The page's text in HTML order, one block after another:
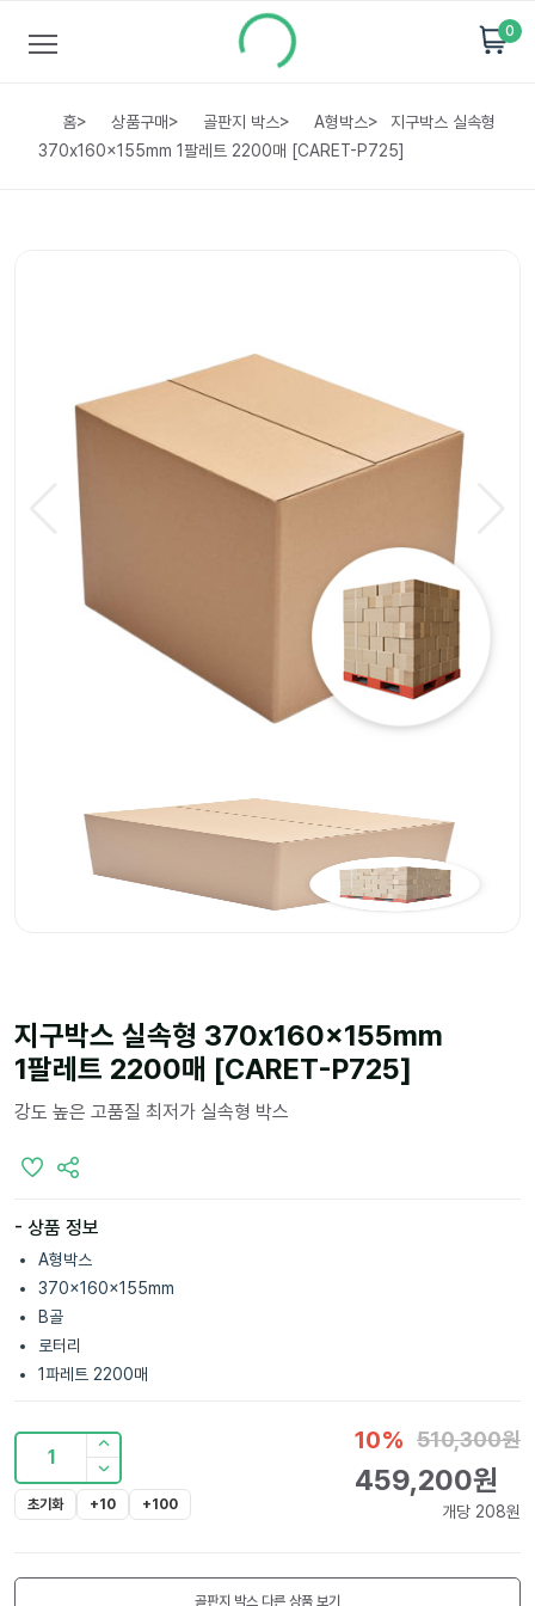
0
홈> 상품구매> 골판지 박스> A형박스>
지구박스 실속형
370x160x155mm 1팔레트 2200매 [CARET-P725]
지구박스 실속형 370x160x155mm
1팔레트 2200매 [CARET-P725]
강도 높은 고품질 최저가 실속형 박스
- 상품 정보
A형박스
370x160x155mm
B골
로터리
1파레트 2200매
1
초기화 +10 +100
10% 510,300원
459,200원
개당 208원
골판지 박스 다른 상품 보기